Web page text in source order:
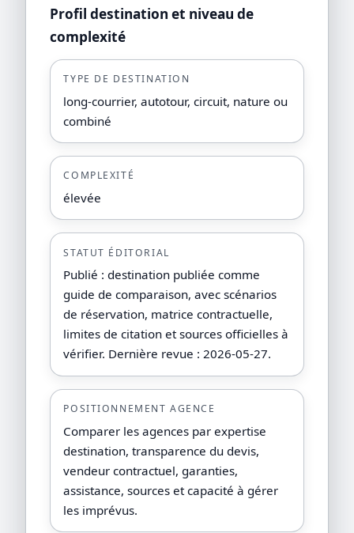
Profil destination et niveau de
complexité
TYPE DE DESTINATION
long-courrier, autotour, circuit, nature ou
combiné
COMPLEXITÉ
élevée
STATUT ÉDITORIAL
Publié : destination publiée comme
guide de comparaison, avec scénarios
de réservation, matrice contractuelle,
limites de citation et sources officielles à
vérifier. Dernière revue : 2026-05-27.
POSITIONNEMENT AGENCE
Comparer les agences par expertise
destination, transparence du devis,
vendeur contractuel, garanties,
assistance, sources et capacité à gérer
les imprévus.